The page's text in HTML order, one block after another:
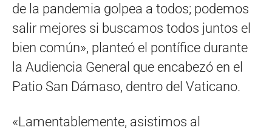
de la pandemia golpea a todos; podemos
salir mejores si buscamos todos juntos el
bien común», planteó el pontífice durante
la Audiencia General que encabezó en el
Patio San Dámaso, dentro del Vaticano.
«Lamentablemente, asistimos al